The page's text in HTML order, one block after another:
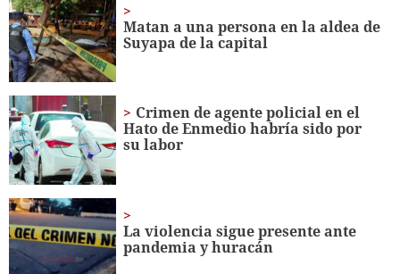
Matan a una persona en la aldea de
Suyapa de la capital
Crimen de agente policial en el
Hato de Enmedio habría sido por
su labor
La violencia sigue presente ante
pandemia y huracán